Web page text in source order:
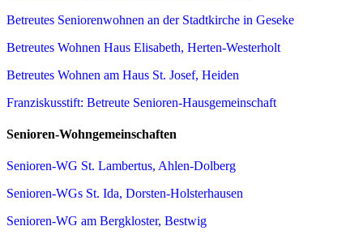
Betreutes Seniorenwohnen an der Stadtkirche in Geseke
Betreutes Wohnen Haus Elisabeth, Herten-Westerholt
Betreutes Wohnen am Haus St. Josef, Heiden
Franziskusstift: Betreute Senioren-Hausgemeinschaft
Senioren-Wohngemeinschaften
Senioren-WG St. Lambertus, Ahlen-Dolberg
Senioren-WGs St. Ida, Dorsten-Holsterhausen
Senioren-WG am Bergkloster, Bestwig